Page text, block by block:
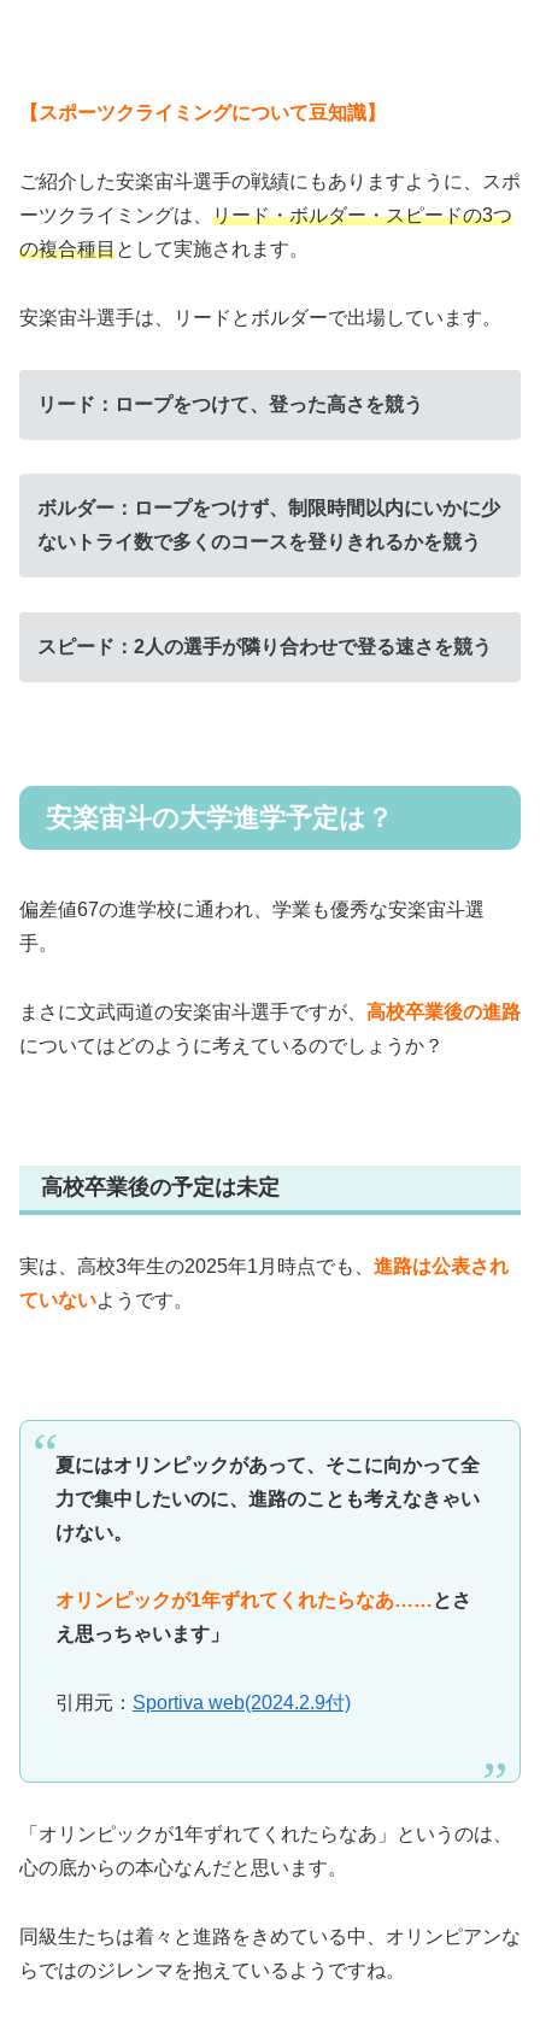
【スポーツクライミングについて豆知識】
ご紹介した安楽宙斗選手の戦績にもありますように、スポ
ーツクライミングは、 リード・ボルダー・スピードの3つ
の複合種目として実施されます。
安楽宙斗選手は、リードとボルダーで出場しています。
リード：ロープをつけて、登った高さを競う
ボルダー：ロープをつけず、制限時間以内にいかに少
ないトライ数で多くのコースを登りきれるかを競う
スピード：2人の選手が隣り合わせで登る速さを競う
安楽宙斗の大学進学予定は？
偏差値67の進学校に通われ、学業も優秀な安楽宙斗選
手。
まさに文武両道の安楽宙斗選手ですが、 高校卒業後の進路
についてはどのように考えているのでしょうか？
高校卒業後の予定は未定
実は、高校3年生の2025年1月時点でも、 進路は公表され
ていないようです。
夏にはオリンピックがあって、そこに向かって全
力で集中したいのに、進路のことも考えなきゃい
けない。
オリンピックが1年ずれてくれたらなあ……とさ
え思っちゃいます」
引用元： Sportiva web(2024.2.9付)
「オリンピックが1年ずれてくれたらなあ」というのは、
心の底からの本心なんだと思います。
同級生たちは着々と進路をきめている中、オリンピアンな
らではのジレンマを抱えているようですね。